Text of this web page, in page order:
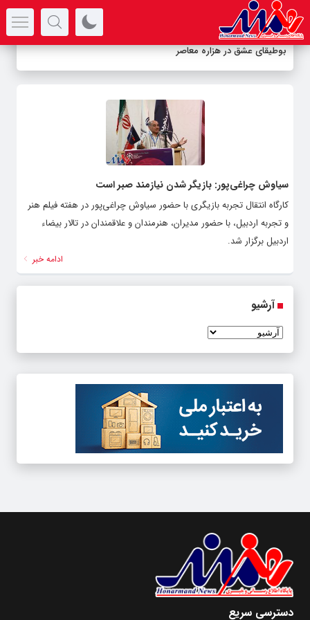
بوطیقای عشق در هزاره معاصر
سیاوش چراغی‌پور: بازیگر شدن نیازمند صبر است
کارگاه انتقال تجربه بازیگری با حضور سیاوش چراغی‌پور در هفته فیلم هنر
و تجربه اردبیل، با حضور مدیران، هنرمندان و علاقمندان در تالار بیضاء
اردبیل برگزار شد.
ادامه خبر
آرشیو
دسترسی سریع